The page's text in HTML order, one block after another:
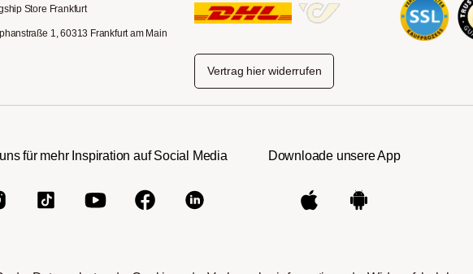
Store Frankfurt
1, 60313 Frankfurt am Main
Vertrag hier widerrufen
für mehr Inspiration auf Social Media Downloade unsere App